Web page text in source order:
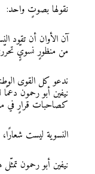
نقولها بصوتٍ واحد:
آن الأوان أن تقود
من منظورٍ نسويٍّ
ندعو كل القوى
نيفين أبو رحمون دعمًا
كصاحبات قرارٍ في
النسوية ليست
نيفين أبو رحمون